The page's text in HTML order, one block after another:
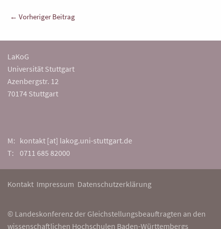
Beitragsnavigation
← Vorheriger Beitrag
LaKoG
Universität Stuttgart
Azenbergstr. 12
70174 Stuttgart
M: kontakt [at] lakog.uni-stuttgart.de
T: 0711 685 82000
Kontakt Impressum Datenschutzerklärung
© Landeskonferenz der Gleichstellungsbeauftragten an den
wissenschaftlichen Hochschulen Baden-Württembergs